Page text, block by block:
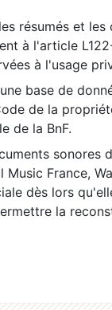
résumés et
à l'article
à l'usage
base de
de la
de la BnF.
sonores
Music France,
dès lors
la